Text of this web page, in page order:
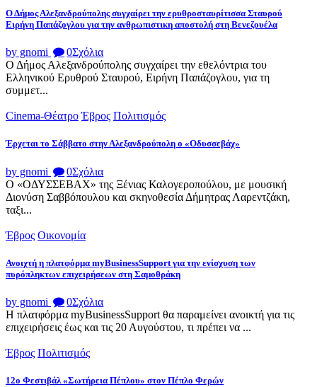
Ο Δήμος Αλεξανδρούπολης συγχαίρει την ερυθροσταυρίτισσα Σταυρού
Ειρήνη Παπάζογλου για την ανθρωπιστικη αποστολή στη Βενεζουέλα
by gnomi 0Σχόλια
Ο Δήμος Αλεξανδρούπολης συγχαίρει την εθελόντρια του
Ελληνικού Ερυθρού Σταυρού, Ειρήνη Παπάζογλου, για τη
συμμετ...
Cinema-Θέατρο Έβρος Πολιτισμός
Έρχεται το Σάββατο στην Αλεξανδρούπολη ο «Οδυσσεβάχ»
by gnomi 0Σχόλια
Ο «ΟΔΥΣΣΕΒΑΧ» της Ξένιας Καλογεροπούλου, με μουσική
Διονύση Σαββόπουλου και σκηνοθεσία Δήμητρας Λαρεντζάκη,
ταξι...
Έβρος Οικονομία
Ανοιχτή η πλατφόρμα myBusinessSupport για την ενίσχυση των
πυρόπληκτων επιχειρήσεων στη Σαμοθράκη
by gnomi 0Σχόλια
Η πλατφόρμα myBusinessSupport θα παραμείνει ανοικτή για τις
επιχειρήσεις έως και τις 20 Αυγούστου, τι πρέπει να ...
Έβρος Πολιτισμός
12ο Φεστιβάλ «Σωτήρεια Πέπλου» στον Πέπλο Φερών